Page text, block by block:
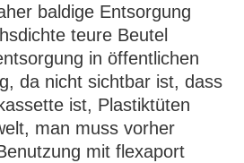
baldige Entsorgung
teure Beutel
in öffentlichen
da nicht sichtbar ist, dass
ist, Plastiktüten
man muss vorher
mit flexaport